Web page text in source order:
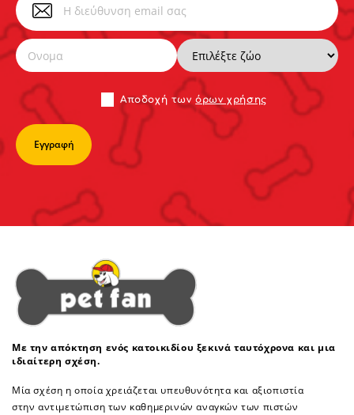
Αποδoχή τωνόρων χρήσης
Με την απόκτηση ενός κατοικιδίου ξεκινά ταυτόχρονα και μια
ιδιαίτερη σχέση.
Μία σχέση η οποία χρειάζεται υπευθυνότητα και αξιοπιστία
στην αντιμετώπιση των καθημερινών αναγκών των πιστών